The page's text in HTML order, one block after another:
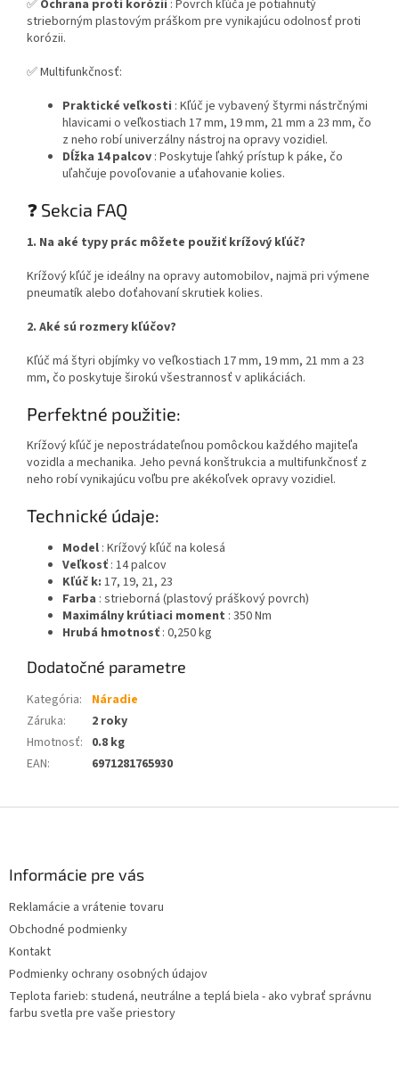
✅ Ochrana proti korózii : Povrch kľúča je potiahnutý
strieborným plastovým práškom pre vynikajúcu odolnosť proti
korózii.
✅ Multifunkčnosť:
Praktické veľkosti : Kľúč je vybavený štyrmi nástrčnými
hlavicami o veľkostiach 17 mm, 19 mm, 21 mm a 23 mm, čo
z neho robí univerzálny nástroj na opravy vozidiel.
Dĺžka 14 palcov : Poskytuje ľahký prístup k páke, čo
uľahčuje povoľovanie a uťahovanie kolies.
❓ Sekcia FAQ
1. Na aké typy prác môžete použiť krížový kľúč?
Krížový kľúč je ideálny na opravy automobilov, najmä pri výmene
pneumatík alebo doťahovaní skrutiek kolies.
2. Aké sú rozmery kľúčov?
Kľúč má štyri objímky vo veľkostiach 17 mm, 19 mm, 21 mm a 23
mm, čo poskytuje širokú všestrannosť v aplikáciách.
Perfektné použitie:
Krížový kľúč je nepostrádateľnou pomôckou každého majiteľa
vozidla a mechanika. Jeho pevná konštrukcia a multifunkčnosť z
neho robí vynikajúcu voľbu pre akékoľvek opravy vozidiel.
Technické údaje:
Model : Krížový kľúč na kolesá
Veľkosť : 14 palcov
Kľúč k: 17, 19, 21, 23
Farba : strieborná (plastový práškový povrch)
Maximálny krútiaci moment : 350 Nm
Hrubá hmotnosť : 0,250 kg
Dodatočné parametre
Kategória:
Náradie
Záruka:
2 roky
Hmotnosť: 0.8 kg
EAN: 6971281765930
Informácie pre vás
Reklamácie a vrátenie tovaru
Obchodné podmienky
Kontakt
Podmienky ochrany osobných údajov
Teplota farieb: studená, neutrálne a teplá biela - ako vybrať správnu
farbu svetla pre vaše priestory